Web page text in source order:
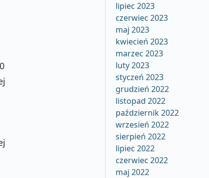
lipiec 2023
czerwiec 2023
maj 2023
kwiecień 2023
marzec 2023
luty 2023
styczeń 2023
grudzień 2022
listopad 2022
październik 2022
wrzesień 2022
sierpień 2022
lipiec 2022
czerwiec 2022
maj 2022